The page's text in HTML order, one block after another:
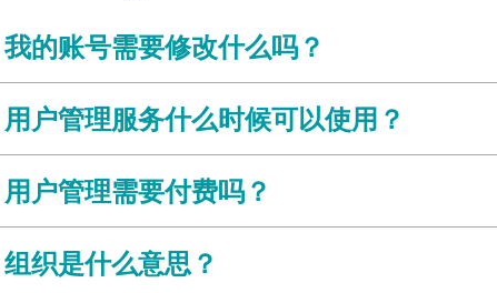
我的账号需要修改什么吗？
用户管理服务什么时候可以使用？
用户管理需要付费吗？
组织是什么意思？